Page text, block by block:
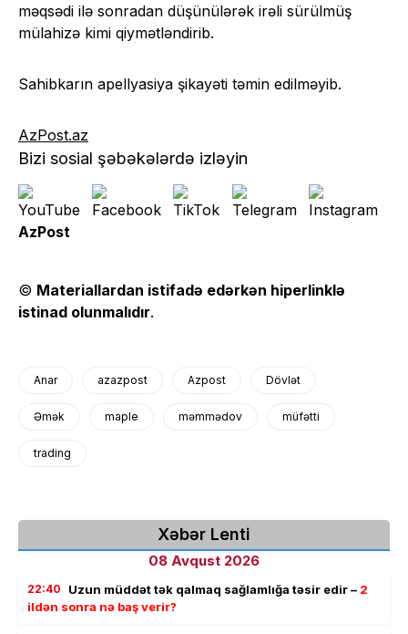
məqsədi ilə sonradan düşünülərək irəli sürülmüş
mülahizə kimi qiymətləndirib.
Sahibkarın apellyasiya şikayəti təmin edilməyib.
AzPost.az
Bizi sosial şəbəkələrdə izləyin
AzPost
© Materiallardan istifadə edərkən hiperlinklə
istinad olunmalıdır.
Anar azazpost Azpost Dövlət
Əmək maple məmmədov müfətti
trading
Xəbər Lenti
08 Avqust 2026
22:40 Uzun müddət tək qalmaq sağlamlığa təsir edir – 2
ildən sonra nə baş verir?